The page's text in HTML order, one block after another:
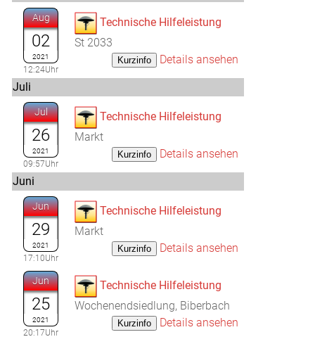
Aug
02
2021
12:24Uhr
Technische Hilfeleistung
St 2033
Details ansehen
Juli
Jul
26
2021
09:57Uhr
Technische Hilfeleistung
Markt
Details ansehen
Juni
Jun
29
2021
17:10Uhr
Technische Hilfeleistung
Markt
Details ansehen
Jun
25
2021
20:17Uhr
Technische Hilfeleistung
Wochenendsiedlung, Biberbach
Details ansehen